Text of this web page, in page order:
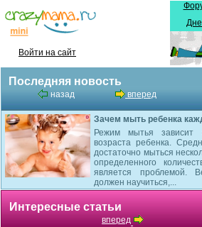
Войти на сайт
Последняя новость
назад вперед
Зачем мыть ребенка
Режим мытья зависит
возраста ребенка.
достаточно мыться
определенного
является проблемой.
должен научиться,...
Интересные статьи
вперед